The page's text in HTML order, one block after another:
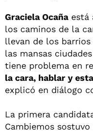
Graciela Ocañaestá
los caminos de la
llevan de los
las mansas
tiene problema en
la cara, hablar y
explicó en diálogo
La primera
Cambiemos